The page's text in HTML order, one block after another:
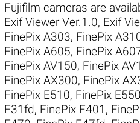
Fujifilm cameras are
Exif Viewer Ver.1.0, Exif
FinePix A303, FinePix
FinePix A605, FinePix
FinePix AV150, FinePix
FinePix AX300, FinePix
FinePix E510, FinePix E550
F31fd, FinePix F401 ,